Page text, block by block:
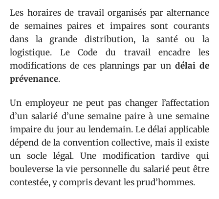
Les horaires de travail organisés par alternance
de semaines paires et impaires sont courants
dans la grande distribution, la santé ou la
logistique. Le Code du travail encadre les
modifications de ces plannings par un délai de
prévenance.
Un employeur ne peut pas changer l’affectation
d’un salarié d’une semaine paire à une semaine
impaire du jour au lendemain. Le délai applicable
dépend de la convention collective, mais il existe
un socle légal. Une modification tardive qui
bouleverse la vie personnelle du salarié peut être
contestée, y compris devant les prud’hommes.